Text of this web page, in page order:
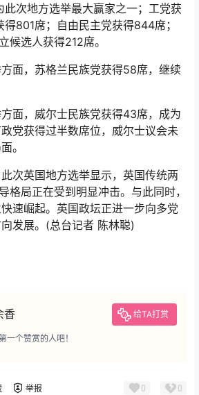
次地方选举最大赢家之一；工党获
801席；自由民主党获得844席；
候选人获得212席。
，苏格兰民族党获得58席，继续
，威尔士民族党获得43席，成为
党获得过半数席位，威尔士议会未
。
英国地方选举显示，英国传统两
格局正在受到明显冲击。与此同时，
速崛起。英国政坛正进一步向多党
发展。(总台记者 陈林聪)
香 给TA打赏
一个赞赏的人吧！
举报 0 0